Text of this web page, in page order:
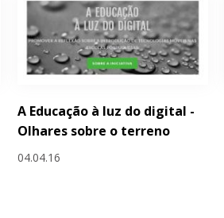
A Educação à luz do digital -
Olhares sobre o terreno
04.04.16